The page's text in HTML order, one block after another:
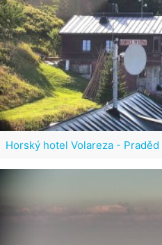
Horský hotel Volareza - Praděd